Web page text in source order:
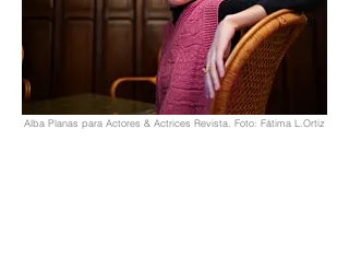
Alba Planas para Actores & Actrices Revista. Foto: Fátima L.Ortiz